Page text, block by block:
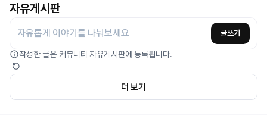
자유게시판
자유롭게 이야기를 나눠보세요 글쓰기
작성한 글은 커뮤니티 자유게시판에 등록됩니다.
더 보기
풀서비스 라이브가 시작되면